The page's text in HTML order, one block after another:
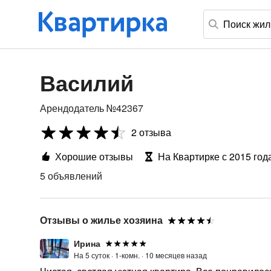
Василий
Арендодатель №42367
2 отзыва
Хорошие отзывы
На Квартирке с 2015
5 объявлений
Отзывы о жилье хозяина
Ирина
На 5 суток · 1-комн. · 10 месяцев назад